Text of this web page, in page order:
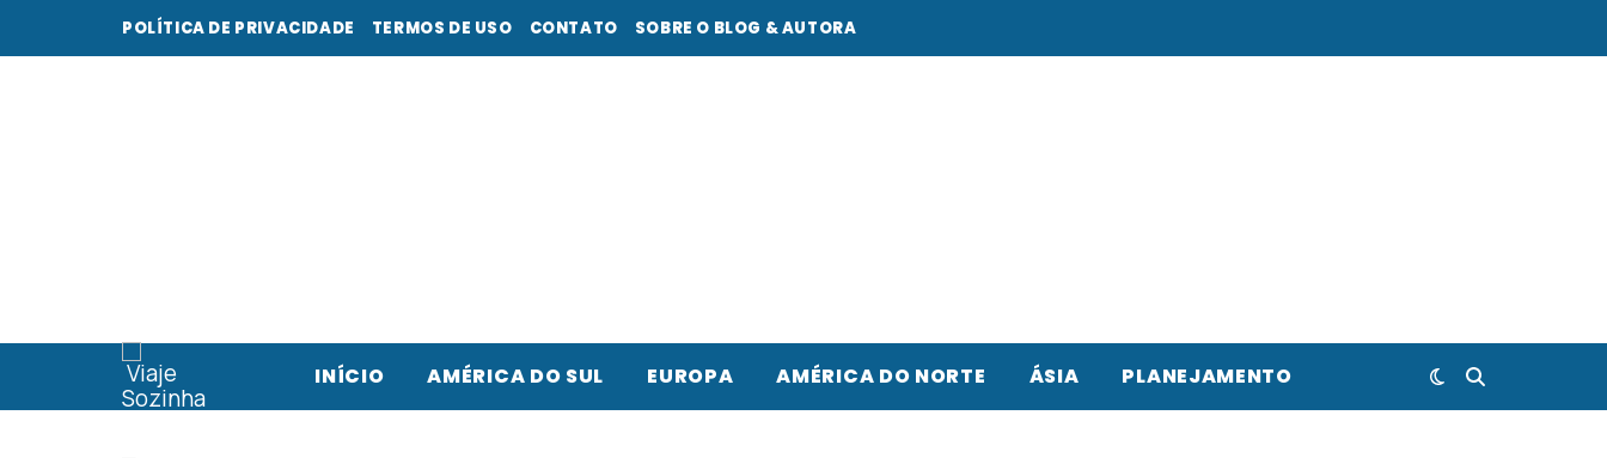
POLÍTICA DE PRIVACIDADE TERMOS DE USO CONTATO SOBRE O BLOG & AUTORA
INÍCIO AMÉRICA DO SUL EUROPA AMÉRICA DO NORTE ÁSIA PLANEJAMENTO